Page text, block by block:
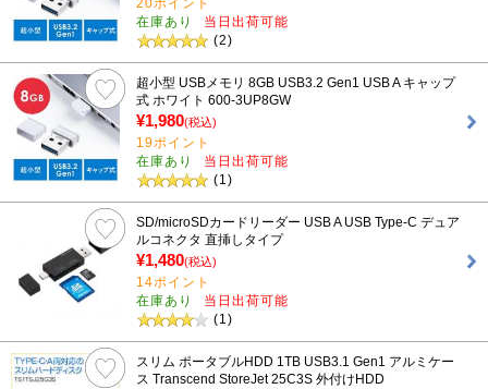
在庫あり
当日出荷可能
(2)
超小型 USBメモリ 8GB USB3.2 Gen1 USB A キャップ
式 ホワイト 600-3UP8GW
¥1,980(税込)
19ポイント
在庫あり
当日出荷可能
(1)
SD/microSDカードリーダー USB A USB Type-C デュア
ルコネクタ 直挿しタイプ
¥1,480(税込)
14ポイント
在庫あり
当日出荷可能
(1)
スリム ポータブルHDD 1TB USB3.1 Gen1 アルミケー
ス Transcend StoreJet 25C3S 外付けHDD